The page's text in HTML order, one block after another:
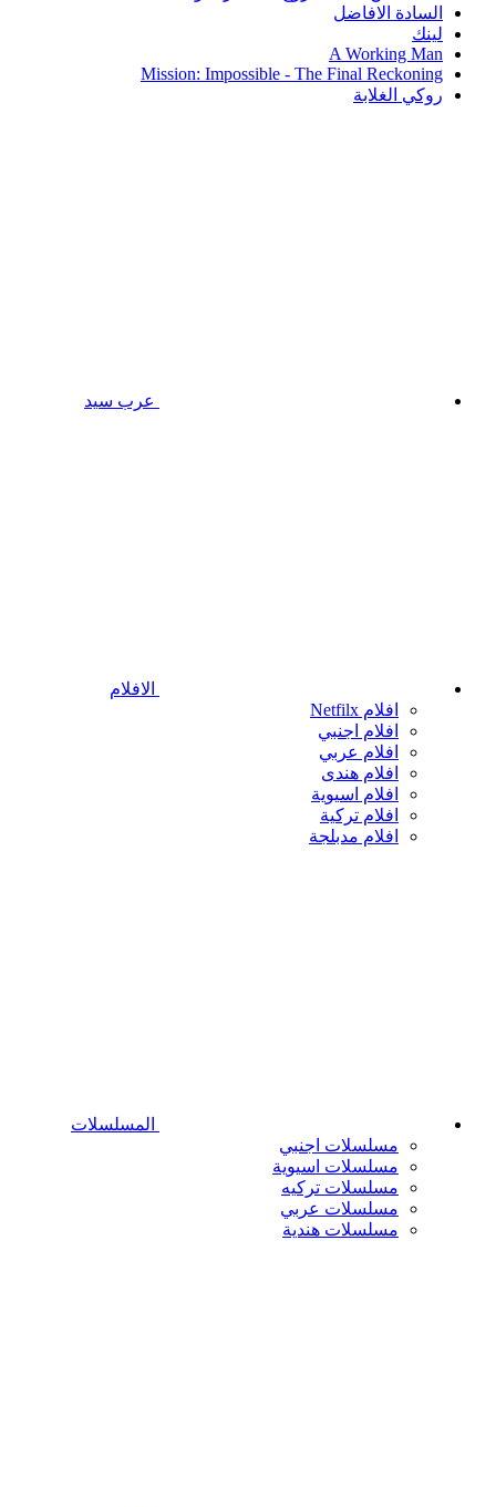
السادة الافاضل
لينك
A Working Man
Mission: Impossible - The Final Reckoning
روكي الغلابة
عرب سيد
الافلام
افلام Netfilx
افلام اجنبي
افلام عربي
افلام هندى
افلام اسيوية
افلام تركية
افلام مدبلجة
المسلسلات
مسلسلات اجنبي
مسلسلات اسيوية
مسلسلات تركيه
مسلسلات عربي
مسلسلات هندية